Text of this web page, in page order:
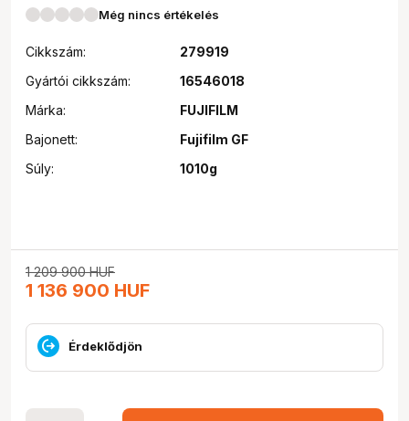
Még nincs értékelés
Cikkszám:
279919
Gyártói cikkszám:
16546018
Márka:
FUJIFILM
Bajonett:
Fujifilm GF
Súly:
1010g
1 209 900 HUF
1 136 900 HUF
Érdeklődjön